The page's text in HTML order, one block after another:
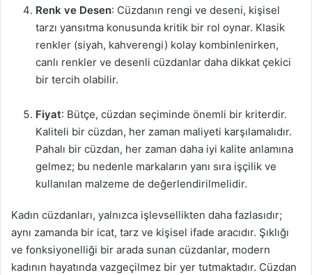
Renk ve Desen: Cüzdanın rengi ve deseni, kişisel
tarzı yansıtma konusunda kritik bir rol oynar. Klasik
renkler (siyah, kahverengi) kolay kombinlenirken,
canlı renkler ve desenli cüzdanlar daha dikkat çekici
bir tercih olabilir.
Fiyat: Bütçe, cüzdan seçiminde önemli bir kriterdir.
Kaliteli bir cüzdan, her zaman maliyeti karşılamalıdır.
Pahalı bir cüzdan, her zaman daha iyi kalite anlamına
gelmez; bu nedenle markaların yanı sıra işçilik ve
kullanılan malzeme de değerlendirilmelidir.
Kadın cüzdanları, yalnızca işlevsellikten daha fazlasıdır;
aynı zamanda bir icat, tarz ve kişisel ifade aracıdır. Şıklığı
ve fonksiyonelliği bir arada sunan cüzdanlar, modern
kadının hayatında vazgeçilmez bir yer tutmaktadır. Cüzdan